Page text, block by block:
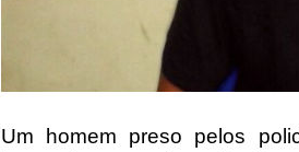
Um homem preso pelos